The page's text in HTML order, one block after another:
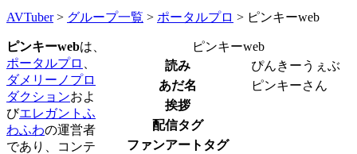
AVTuber> グループ一覧 > ポータルプロ > ピンキーweb
ピンキーweb
読み
ぴんきーうぇぶ
あだ名
ピンキーさん
挨拶
配信タグ
ファンアートタグ
ピンキーwebは、
ポータルプロ
ダメリーノプロ
ダクションおよ
びエレガントふ
わふわの運営者
であり、コンテ